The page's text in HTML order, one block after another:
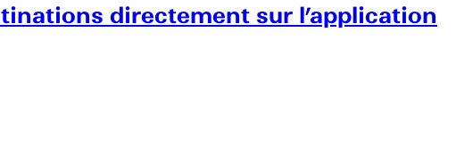
directement sur l’application